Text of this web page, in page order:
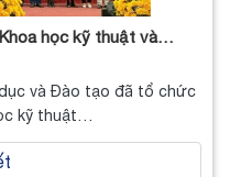
học kỹ thuật và…
và Đào tạo đã tổ chức
kỹ thuật…